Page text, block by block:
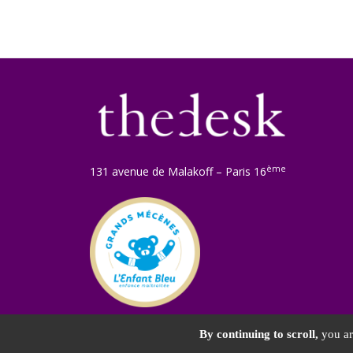
131 avenue de Malakoff – Paris 16ème
©2026
By continuing to scroll, you